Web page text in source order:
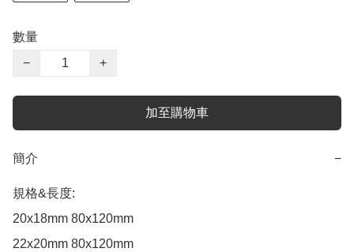
數量
−
+
加至購物車
簡介 −
規格&長度:
20x18mm 80x120mm
22x20mm 80x120mm